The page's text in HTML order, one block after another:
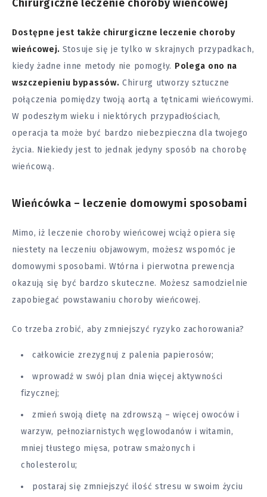
Chirurgiczne leczenie choroby wieńcowej
Dostępne jest także chirurgiczne leczenie choroby
wieńcowej. Stosuje się je tylko w skrajnych przypadkach,
kiedy żadne inne metody nie pomogły. Polega ono na
wszczepieniu bypassów. Chirurg utworzy sztuczne
połączenia pomiędzy twoją aortą a tętnicami wieńcowymi.
W podeszłym wieku i niektórych przypadłościach,
operacja ta może być bardzo niebezpieczna dla twojego
życia. Niekiedy jest to jednak jedyny sposób na chorobę
wieńcową.
Wieńcówka – leczenie domowymi sposobami
Mimo, iż leczenie choroby wieńcowej wciąż opiera się
niestety na leczeniu objawowym, możesz wspomóc je
domowymi sposobami. Wtórna i pierwotna prewencja
okazują się być bardzo skuteczne. Możesz samodzielnie
zapobiegać powstawaniu choroby wieńcowej.
Co trzeba zrobić, aby zmniejszyć ryzyko zachorowania?
całkowicie zrezygnuj z palenia papierosów;
wprowadź w swój plan dnia więcej aktywności
fizycznej;
zmień swoją dietę na zdrowszą – więcej owoców i
warzyw, pełnoziarnistych węglowodanów i witamin,
mniej tłustego mięsa, potraw smażonych i
cholesterolu;
postaraj się zmniejszyć ilość stresu w swoim życiu